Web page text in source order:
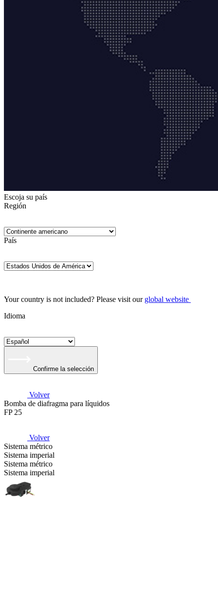
Escoja su país
Región
País
Your country is not included? Please visit our global website
Idioma
Confirme la selección
Volver
Bomba de diafragma para líquidos
FP 25
Volver
Sistema métrico
Sistema imperial
Sistema métrico
Sistema imperial